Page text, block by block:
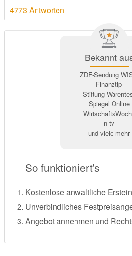
4773 Antworten
Bekannt
ZDF-Sendung
Finanztip
Stiftung
Spiegel Online
n-tv
und viele mehr
So funktioniert's
Kostenlose anwaltliche
Unverbindliches
Angebot annehmen und